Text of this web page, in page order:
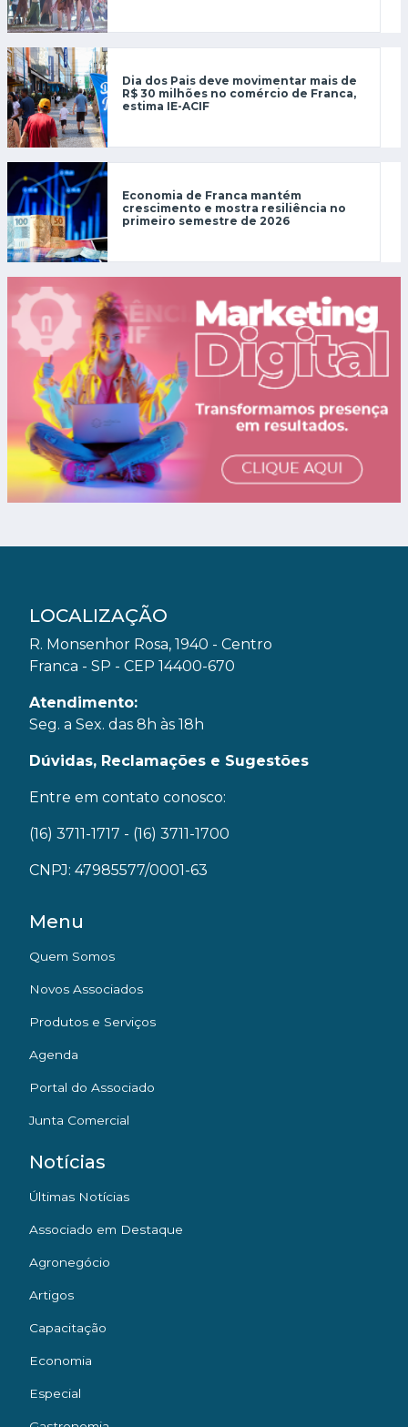
Dia dos Pais deve movimentar mais de
R$ 30 milhões no comércio de Franca,
estima IE-ACIF
Economia de Franca mantém
crescimento e mostra resiliência no
primeiro semestre de 2026
LOCALIZAÇÃO
R. Monsenhor Rosa, 1940 - Centro
Franca - SP - CEP 14400-670
Atendimento:
Seg. a Sex. das 8h às 18h
Dúvidas, Reclamações e Sugestões
Entre em contato conosco:
(16) 3711-1717 - (16) 3711-1700
CNPJ: 47985577/0001-63
Menu
Quem Somos
Novos Associados
Produtos e Serviços
Agenda
Portal do Associado
Junta Comercial
Notícias
Últimas Notícias
Associado em Destaque
Agronegócio
Artigos
Capacitação
Economia
Especial